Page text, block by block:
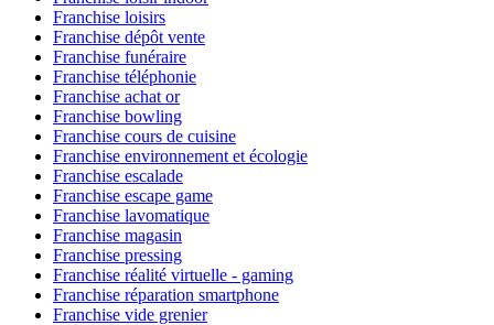
Franchise loisirs
Franchise dépôt vente
Franchise funéraire
Franchise téléphonie
Franchise achat or
Franchise bowling
Franchise cours de cuisine
Franchise environnement et écologie
Franchise escalade
Franchise escape game
Franchise lavomatique
Franchise magasin
Franchise pressing
Franchise réalité virtuelle - gaming
Franchise réparation smartphone
Franchise vide grenier